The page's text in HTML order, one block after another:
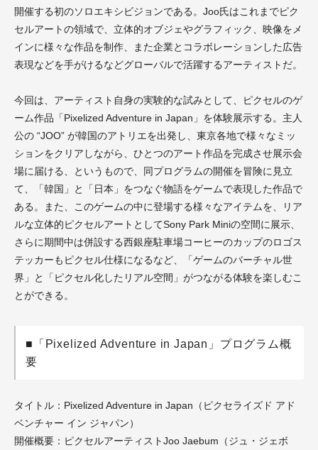
開催する初のソロエキシビジョンである。Joo氏はこれまでピク
セルアートの領域で、立体的オブジェやグラフィック、映像をメ
インに様々な作品を制作、また企業とコラボレーションした広告
表現などを手がけるなどグローバルで活躍するアーティストだ。
今回は、アーティスト自身の実験的な試みとして、ピクセルのゲ
ーム作品「Pixelized Adventure in Japan」を体験展示する。主人
公の “JOO” が韓国のアトリエを出発し、東京各地で様々なミッ
ションをクリアしながら、ひとつのアート作品を完成させ展示会
場に届ける、というもので、同プログラムの開催を冒険に見立
て、「韓国」と「日本」をつなぐ物語をゲームで表現した作品で
ある。また、このゲームの中に登場する様々なアイテムを、リア
ルな立体的ピクセルアートとしてSony Park Miniの空間に展示、
さらに期間中は併設する西銀座駐車場コーヒーのカップのロゴス
テッカーもピクセル仕様になるなど、「ゲームのバーチャル世
界」と「ピクセル化したリアル空間」がつながる体験を楽しむこ
とができる。
■「Pixelized Adventure in Japan」プログラム概
要
タイトル：Pixelized Adventure in Japan（ピクセライズド アド
ベンチャー イン ジャパン）
開催概要：ピクセルアーティストJoo Jaebum（ジュ・ジェボ